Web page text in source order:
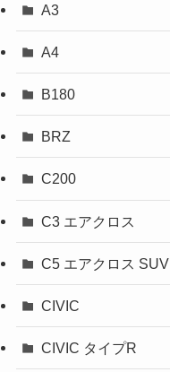
A3
A4
B180
BRZ
C200
C3 エアクロス
C5 エアクロス SUV
CIVIC
CIVIC タイプR